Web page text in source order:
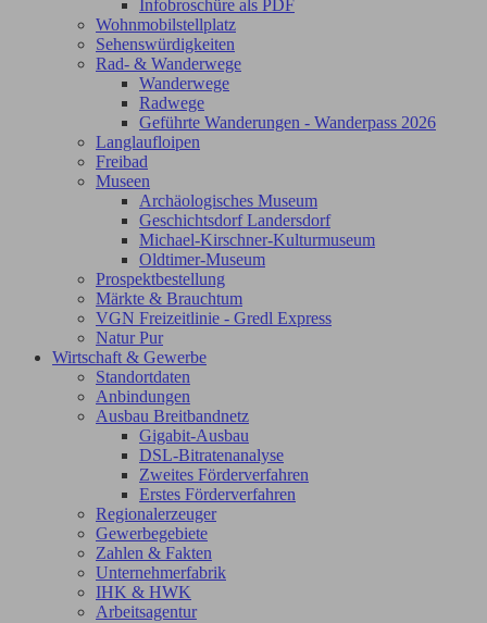
Infobroschüre als PDF
Wohnmobilstellplatz
Sehenswürdigkeiten
Rad- & Wanderwege
Wanderwege
Radwege
Geführte Wanderungen - Wanderpass 2026
Langlaufloipen
Freibad
Museen
Archäologisches Museum
Geschichtsdorf Landersdorf
Michael-Kirschner-Kulturmuseum
Oldtimer-Museum
Prospektbestellung
Märkte & Brauchtum
VGN Freizeitlinie - Gredl Express
Natur Pur
Wirtschaft & Gewerbe
Standortdaten
Anbindungen
Ausbau Breitbandnetz
Gigabit-Ausbau
DSL-Bitratenanalyse
Zweites Förderverfahren
Erstes Förderverfahren
Regionalerzeuger
Gewerbegebiete
Zahlen & Fakten
Unternehmerfabrik
IHK & HWK
Arbeitsagentur